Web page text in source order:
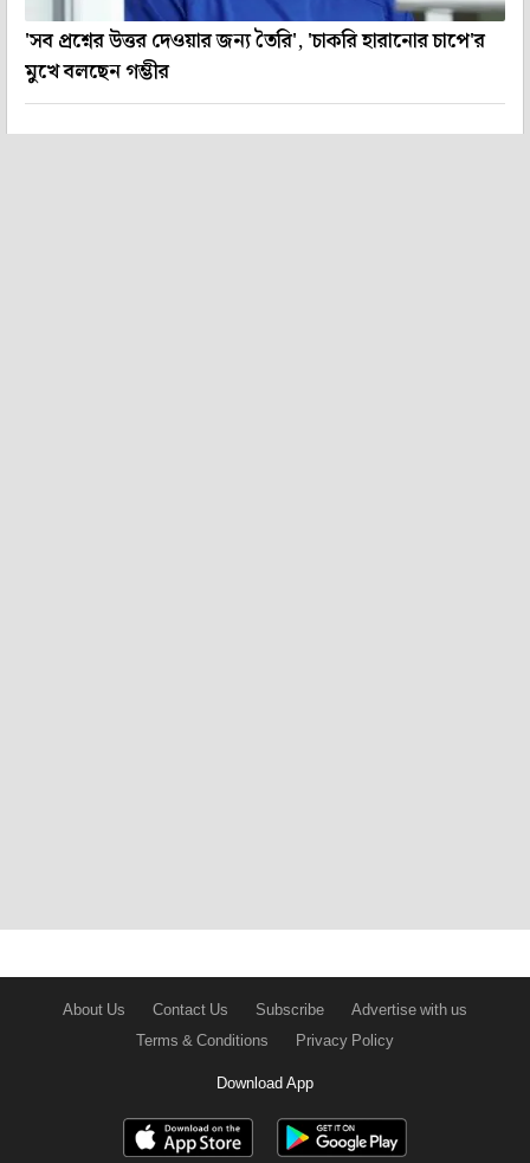
'সব প্রশ্নের উত্তর দেওয়ার জন্য তৈরি', 'চাকরি হারানোর চাপে'র
মুখে বলছেন গম্ভীর
About Us Contact Us Subscribe
Advertise with us
Terms & Conditions
Privacy Policy
Download App